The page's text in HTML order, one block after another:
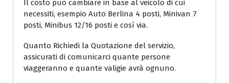
Il costo può cambiare in base al veicolo di cui
necessiti, esempio Auto Berlina 4 posti, Minivan 7
posti, Minibus 12/16 posti e così via.
Quanto Richiedi la Quotazione del servizio,
assicurati di comunicarci quante persone
viaggeranno e quante valigie avrà ognuno.